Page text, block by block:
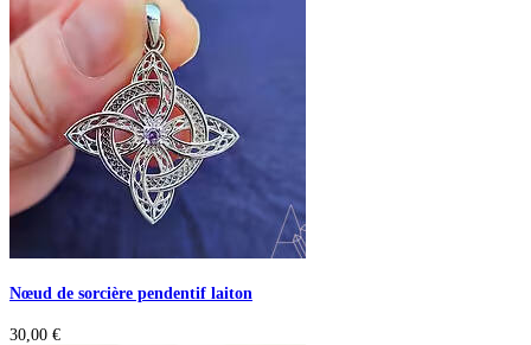
Nœud de sorcière pendentif laiton
30,00 €